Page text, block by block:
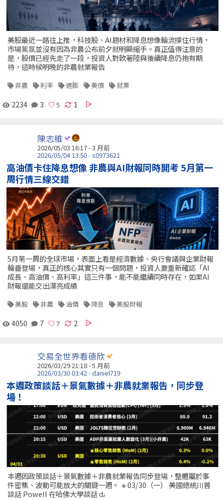
美股最近一路往上推，科技股、AI題材和降息想像輪流撐住行情，
市場氣氛並沒有因為非農公布前夕就明顯縮手。真正值得注意的
是，股價已經先走了一段，投資人對軟著陸與後續降息仍抱有期
待，這時候明晚的非農就業報告
非農 利率 通膨 美債 就業
2234 3 1
陳志維
2026/05/03 16:17 - 3 月前
2026/05/04 13:50 - s0973621
高油價卡住降息想像 非農與AI財報同時開考 5月第一
周行情三線交錯
5月第一周的全球市場，表面上看是經濟數據、央行會議與企業財報
輪番登場，真正的核心其實只有一個問題，投資人要重新確認「AI
成長、高油價、高利率」這三件事，能不能繼續同時存在，如果AI
財報還能交出漂亮成績
美股 非農 油價 降息 美股財報
4050 7 2
交易全世界看德欣
2026/03/29 21:18 - 5 月前
2026/03/30 03:42 - daniel719
本週政策談話＋景氣數據＋非農就業報告，同步登
場！
本週因政策談話＋景氣數據＋非農就業報告同步登場，整體屬於事
件密集、波動可能放大的關鍵一週。 🔹03/30（一） 美國總統川普
談話 Powell 在哈佛大學談話 ԃ